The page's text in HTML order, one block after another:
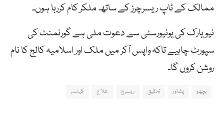
ممالک کے ٹاپ ریسرچرز کے ساتھ ملکر کام کررہا ہوں۔
نیو یارک کی یونیورسٹی سے دعوت ملی ہے گورنمنٹ کی
سپورٹ چاہیے تاکہ واپس آکر میں ملک اور اسلامیہ کالج کا نام
روشن کروں گا۔
بچھو پشاور تحقیق ریسرچ علاج کینسر